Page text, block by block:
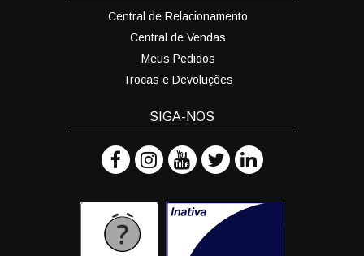
Central de Relacionamento
Central de Vendas
Meus Pedidos
Trocas e Devoluções
SIGA-NOS